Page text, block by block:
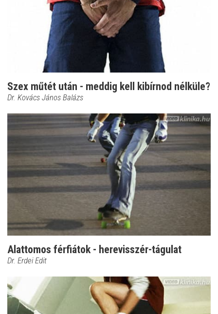
Szex műtét után - meddig kell kibírnod nélküle?
Dr. Kovács János Balázs
Alattomos férfiátok - herevisszér-tágulat
Dr. Erdei Edit